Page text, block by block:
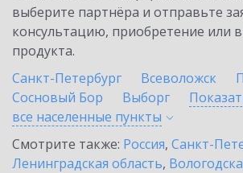
выберите партнёра и отправьте
консультацию, приобретение или
продукта.
Санкт-Петербург
Всеволожск
Сосновый Бор
Выборг
все населенные пункты
Смотрите также: Россия, Санкт-
Ленинградская область,